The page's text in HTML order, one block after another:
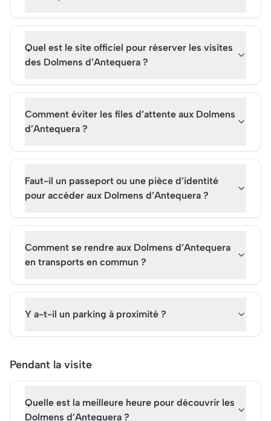
indéniable.
Quel est le site officiel pour réserver les visites
des Dolmens d’Antequera ?
Comment éviter les files d’attente aux Dolmens
d’Antequera ?
Faut-il un passeport ou une pièce d’identité
pour accéder aux Dolmens d’Antequera ?
Comment se rendre aux Dolmens d’Antequera
en transports en commun ?
Y a-t-il un parking à proximité ?
Pendant la visite
Quelle est la meilleure heure pour découvrir les
Dolmens d’Antequera ?